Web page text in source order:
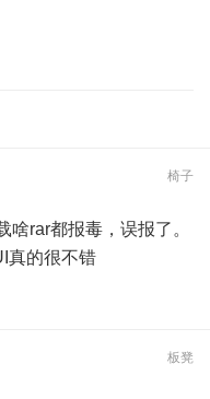
椅子
rar都报毒，误报了。
真的很不错
板凳